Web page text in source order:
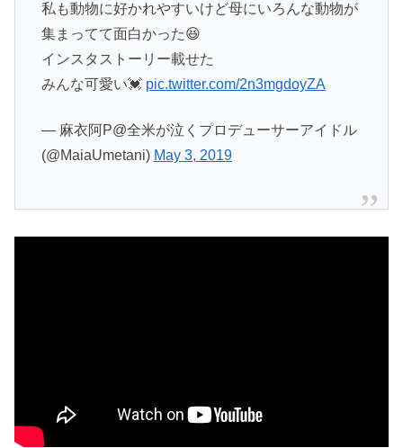
私も動物に好かれやすいけど母にいろんな動物が
集まってて面白かった😆
インスタストーリー載せた
みんな可愛い💓 pic.twitter.com/2n3mgdoyZA
— 麻衣阿P@全米が泣くプロデューサーアイドル
(@MaiaUmetani) May 3, 2019